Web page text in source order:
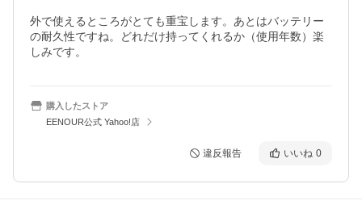
外で使えるところがとても重宝します。あとはバッテリー
の耐久性ですね。どれだけ持ってくれるか（使用年数）楽
しみです。
購入したストア
EENOUR公式 Yahoo!店
違反報告 いいね 0